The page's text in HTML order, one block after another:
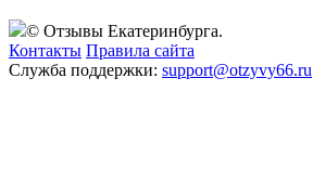
© Отзывы Екатеринбурга.
Контакты Правила сайта
Служба поддержки: support@otzyvy66.ru